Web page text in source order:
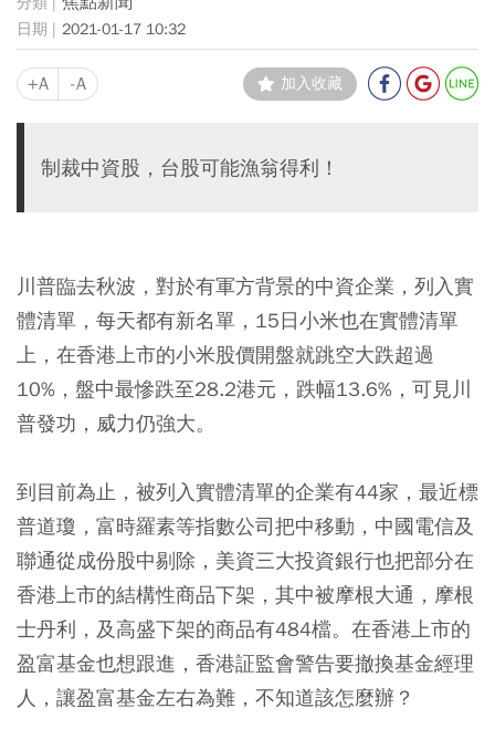
2021-01-17 10:32
+A -A 加入收藏
制裁中資股，台股可能漁翁得利！
川普臨去秋波，對於有軍方背景的中資企業，列入實
體清單，每天都有新名單，15日小米也在實體清單
上，在香港上市的小米股價開盤就跳空大跌超過
10%，盤中最慘跌至28.2港元，跌幅13.6%，可見川
普發功，威力仍強大。
到目前為止，被列入實體清單的企業有44家，最近標
普道瓊，富時羅素等指數公司把中移動，中國電信及
聯通從成份股中剔除，美資三大投資銀行也把部分在
香港上市的結構性商品下架，其中被摩根大通，摩根
士丹利，及高盛下架的商品有484檔。在香港上市的
盈富基金也想跟進，香港証監會警告要撤換基金經理
人，讓盈富基金左右為難，不知道該怎麼辦？